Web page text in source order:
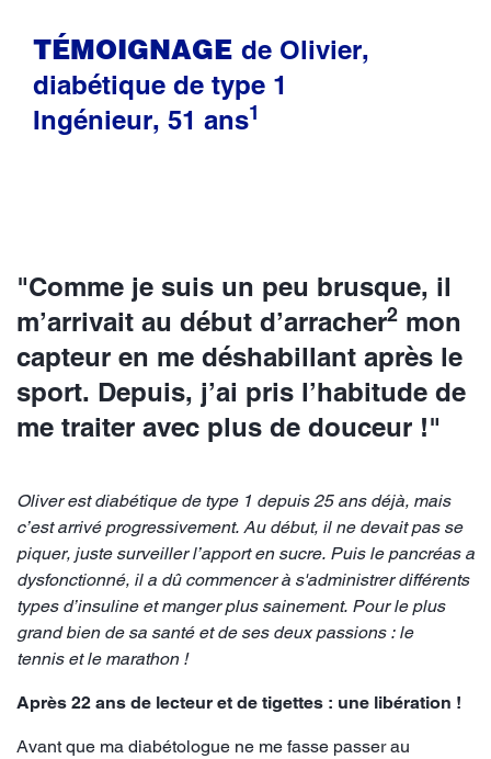
TÉMOIGNAGE de Olivier,
diabétique de type 1
Ingénieur, 51 ans1
"Comme je suis un peu brusque, il
m’arrivait au début d’arracher2 mon
capteur en me déshabillant après le
sport. Depuis, j’ai pris l’habitude de
me traiter avec plus de douceur !"
Oliver est diabétique de type 1 depuis 25 ans déjà, mais
c’est arrivé progressivement. Au début, il ne devait pas se
piquer, juste surveiller l’apport en sucre. Puis le pancréas a
dysfonctionné, il a dû commencer à s'administrer différents
types d’insuline et manger plus sainement. Pour le plus
grand bien de sa santé et de ses deux passions : le
tennis et le marathon !
Après 22 ans de lecteur et de tigettes : une libération !
Avant que ma diabétologue ne me fasse passer au